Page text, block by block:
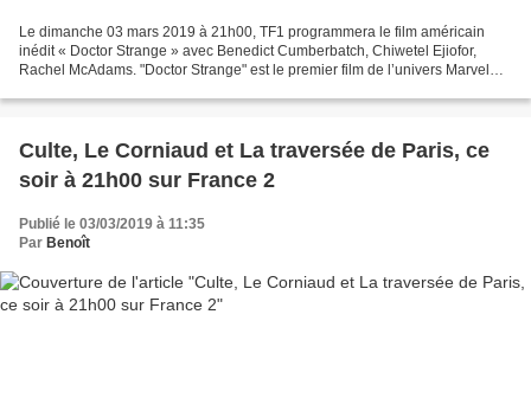
Le dimanche 03 mars 2019 à 21h00, TF1 programmera le film américain
inédit « Doctor Strange » avec Benedict Cumberbatch, Chiwetel Ejiofor,
Rachel McAdams. "Doctor Strange" est le premier film de l’univers Marvel
Culte, Le Corniaud et La traversée de Paris, ce
soir à 21h00 sur France 2
Publié le 03/03/2019 à 11:35
Par Benoît